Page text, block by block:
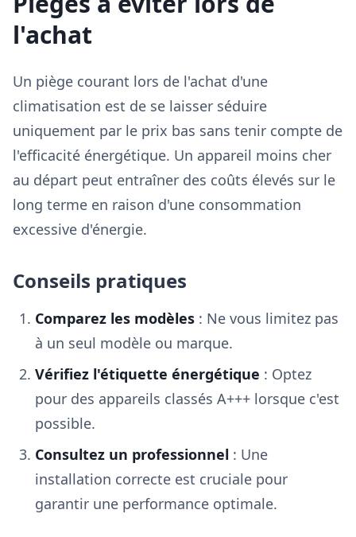
l'achat
Un piège courant lors de l'achat d'une
climatisation est de se laisser séduire
uniquement par le prix bas sans tenir compte de
l'efficacité énergétique. Un appareil moins cher
au départ peut entraîner des coûts élevés sur le
long terme en raison d'une consommation
excessive d'énergie.
Conseils pratiques
Comparez les modèles : Ne vous limitez pas
à un seul modèle ou marque.
Vérifiez l'étiquette énergétique : Optez
pour des appareils classés A+++ lorsque c'est
possible.
Consultez un professionnel : Une
installation correcte est cruciale pour
garantir une performance optimale.